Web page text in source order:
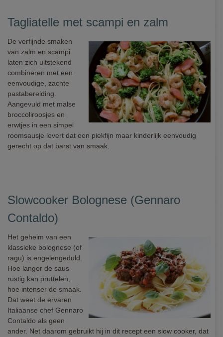
Tagliatelle met scampi en zalm
De verfijnde smaken
van zalm en scampi
laten zich uitstekend
combineren met een
eenvoudige, zachte
pastabereiding.
Aangevuld met malse
broccoliroosjes en
erwtjes in een simpel
roomsausje levert dat een piekfijn maar kinderlijk eenvoudig
gerecht op dat barst van smaak.
Slowcooker Bolognese (Gennaro
Contaldo)
Het geheim van een
klassieke bolognese (of
ragu) is engelengeduld.
Hoe langer de saus
rustig kan pruttelen,
hoe intenser de smaak.
Dat weet de ervaren
Italiaanse chef Gennaro
Contaldo als geen
ander. Net daarom gebruikt hij in dit recept een slow cooker, dat